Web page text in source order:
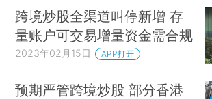
跨境炒股全渠道叫停新增 存
量账户可交易增量资金需合规
2023年02月15日 APP打开
预期严管跨境炒股 部分香港